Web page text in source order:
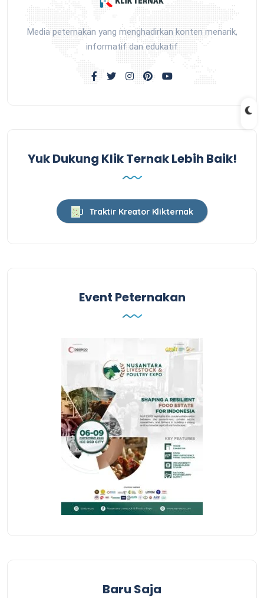
Media peternakan yang menghadirkan konten menarik,
informatif dan edukatif
Yuk Dukung Klik Ternak Lebih Baik!
Traktir Kreator Klikternak
Event Peternakan
Baru Saja